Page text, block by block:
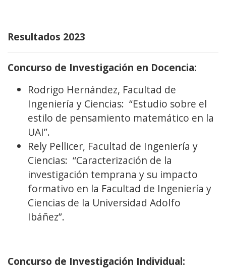
Resultados 2023
Concurso de Investigación en Docencia:
Rodrigo Hernández, Facultad de
Ingeniería y Ciencias: “Estudio sobre el
estilo de pensamiento matemático en la
UAI”.
Rely Pellicer, Facultad de Ingeniería y
Ciencias: “Caracterización de la
investigación temprana y su impacto
formativo en la Facultad de Ingeniería y
Ciencias de la Universidad Adolfo
Ibáñez”.
Concurso de Investigación Individual: